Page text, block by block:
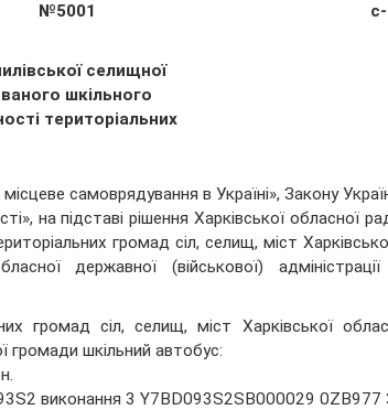
№5001
селищної
шкільного
територіальних
самоврядування в Україні», Закону
на підставі рішення Харківської обласної
громад сіл, селищ, міст
державної (військової)
громад сіл, селищ, міст Харківської
громади шкільний автобус:
виконання 3 Y7BD093S2SB000029